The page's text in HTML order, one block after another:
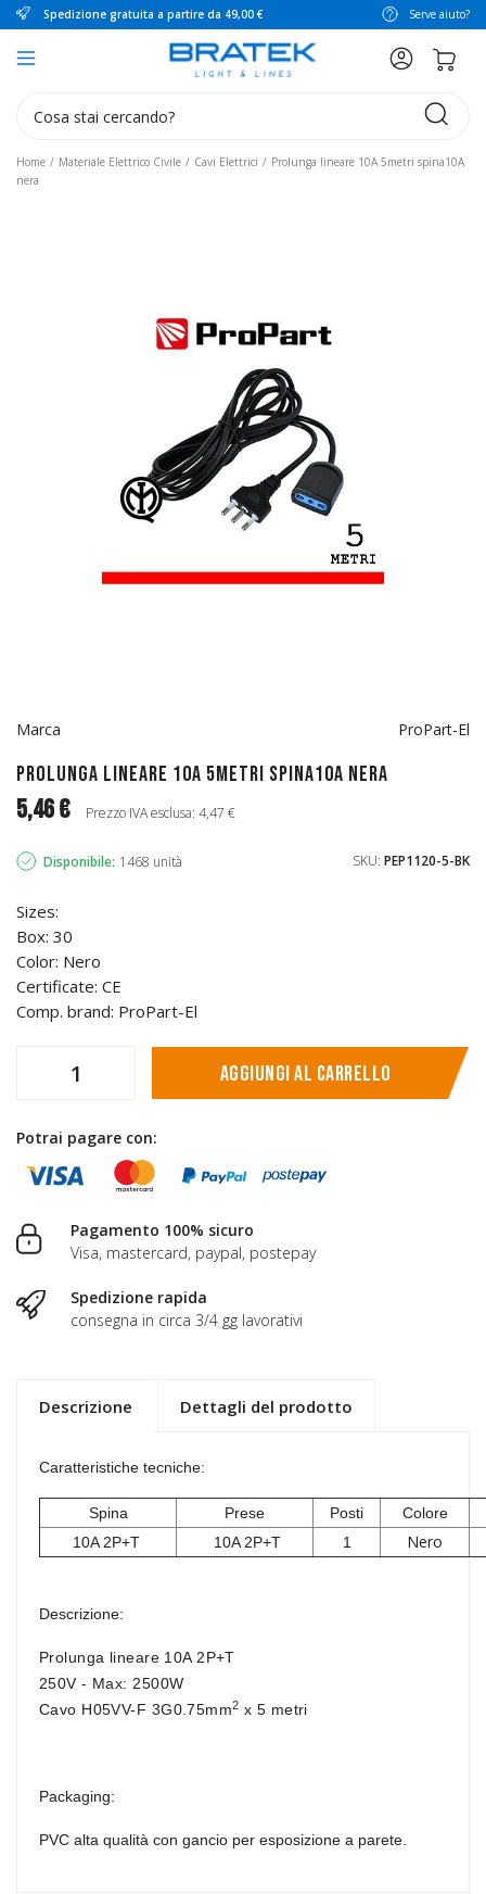
Spedizione gratuita a partire da 49,00 € Serve aiuto?
search
Home Materiale Elettrico Civile Cavi Elettrici
Prolunga lineare 10A 5metri spina10A
nera
Marca ProPart-El
Prolunga lineare 10A 5metri spina10A nera
5,46 € Prezzo IVA esclusa: 4,47 €
Disponibile: 1468 unità SKU: PEP1120-5-BK
Sizes:
Box: 30
Color: Nero
Certificate: CE
Comp. brand: ProPart-El
Aggiungi al carrello
Potrai pagare con:
Pagamento 100% sicuro
Visa, mastercard, paypal, postepay
Spedizione rapida
consegna in circa 3/4 gg lavorativi
Descrizione Dettagli del prodotto
Caratteristiche tecniche:
Spina Prese Posti
Colore
10A 2P+T
10A 2P+T 1 Nero
Descrizione:
Prolunga lineare 10A 2P+T
250V - Max: 2500W
Cavo H05VV-F 3G0.75mm2 x 5 metri
Packaging:
PVC alta qualità con gancio per esposizione a parete.